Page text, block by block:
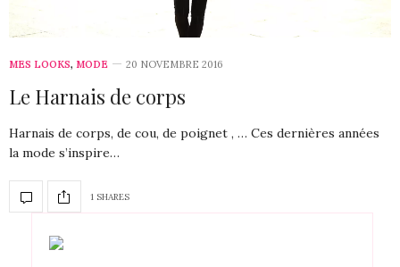
MES LOOKS, MODE 20 NOVEMBRE 2016
Le Harnais de corps
Harnais de corps, de cou, de poignet , … Ces dernières années
la mode s’inspire…
1 SHARES